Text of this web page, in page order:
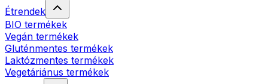
Étrendek
BIO termékek
Vegán termékek
Gluténmentes termékek
Laktózmentes termékek
Vegetáriánus termékek